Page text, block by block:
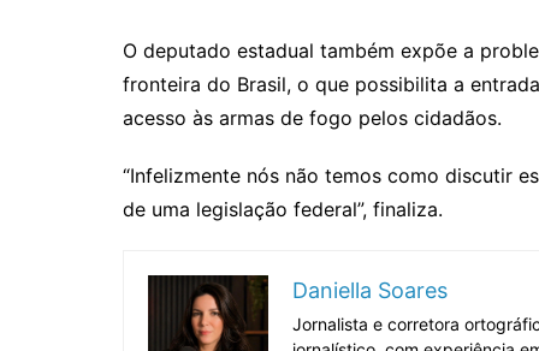
O deputado estadual também expõe a
fronteira do Brasil, o que possibilita a
acesso às armas de fogo pelos cidadãos.
“Infelizmente nós não temos como discutir
de uma legislação federal”, finaliza.
Daniella Soares
Jornalista e corretora